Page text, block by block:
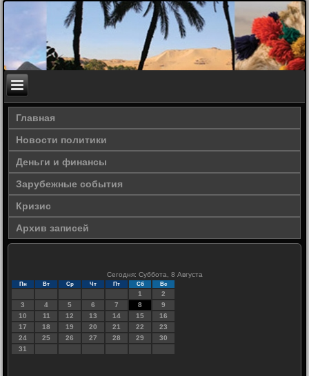
Главная
Новости политики
Деньги и финансы
Зарубежные события
Кризис
Архив записей
Сегодня: Суббота, 8 Августа
Пн Вт Ср Чт Пт Сб Вс
1
2
3
4 5 6 7 8
9
10
11 12 13 14 15
16
17
18 19 20 21 22
23
24
25 26 27 28 29
30
31